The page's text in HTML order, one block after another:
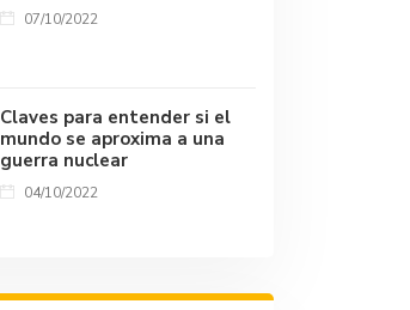
07/10/2022
Claves para entender si el
mundo se aproxima a una
guerra nuclear
04/10/2022